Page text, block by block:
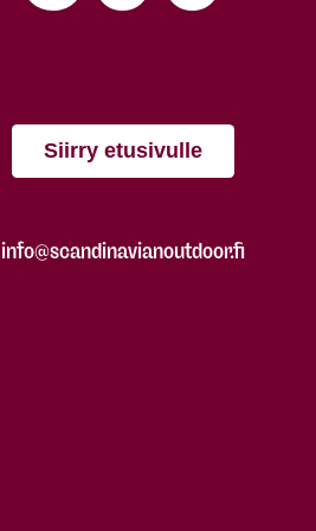
Siirry etusivulle
info@scandinavianoutdoor.fi